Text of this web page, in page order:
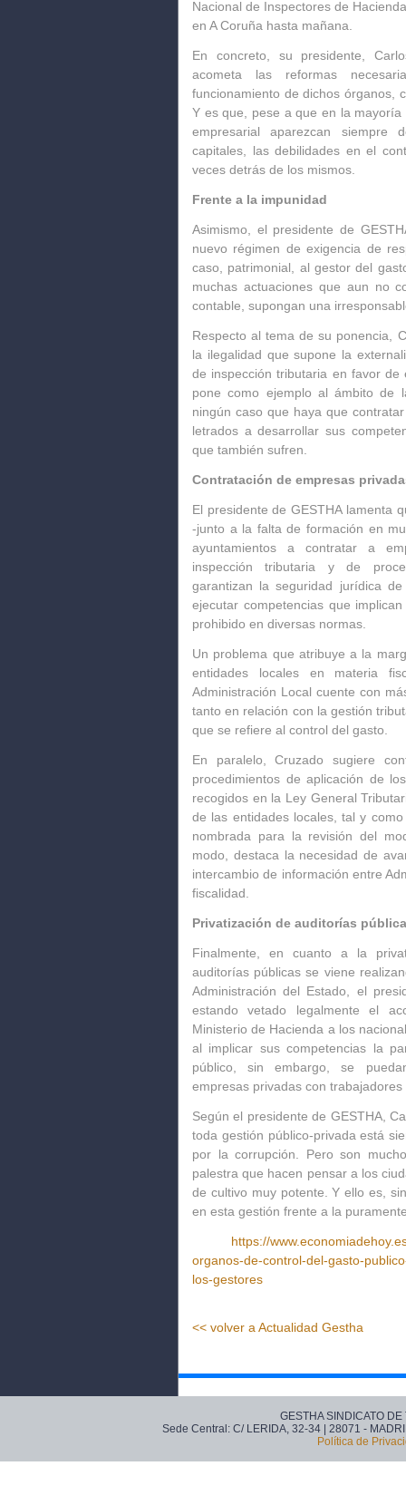
Nacional de Inspectores de
en A Coruña hasta mañana.
En concreto, su presidente,
acometa las reformas
funcionamiento de dichos órganos,
Y es que, pese a que en la
empresarial aparezcan
capitales, las debilidades en el
veces detrás de los mismos.
Frente a la impunidad
Asimismo, el presidente de
nuevo régimen de exigencia de
caso, patrimonial, al gestor del
muchas actuaciones que aun no
contable, supongan una
Respecto al tema de su ponencia,
la ilegalidad que supone la
de inspección tributaria en favor
pone como ejemplo al ámbito de
ningún caso que haya que
letrados a desarrollar sus
que también sufren.
Contratación de empresas
El presidente de GESTHA lamenta
-junto a la falta de formación en
ayuntamientos a contratar a
inspección tributaria y de
garantizan la seguridad jurídica
ejecutar competencias que
prohibido en diversas normas.
Un problema que atribuye a la
entidades locales en materia
Administración Local cuente con
tanto en relación con la gestión
que se refiere al control del gasto.
En paralelo, Cruzado sugiere
procedimientos de aplicación de
recogidos en la Ley General
de las entidades locales, tal y
nombrada para la revisión del
modo, destaca la necesidad de
intercambio de información entre
fiscalidad.
Privatización de auditorías
Finalmente, en cuanto a la
auditorías públicas se viene
Administración del Estado, el
estando vetado legalmente el
Ministerio de Hacienda a los
al implicar sus competencias la
público, sin embargo, se
empresas privadas con
Según el presidente de GESTHA,
toda gestión público-privada está
por la corrupción. Pero son
palestra que hacen pensar a los
de cultivo muy potente. Y ello es,
en esta gestión frente a la
https://
organos-de-control-del-gasto-
los-gestores
<< volver a Actualidad Gestha
GESTHA SINDICATO
Sede Central: C/ LERIDA, 32-34 | 28071 -
Política de